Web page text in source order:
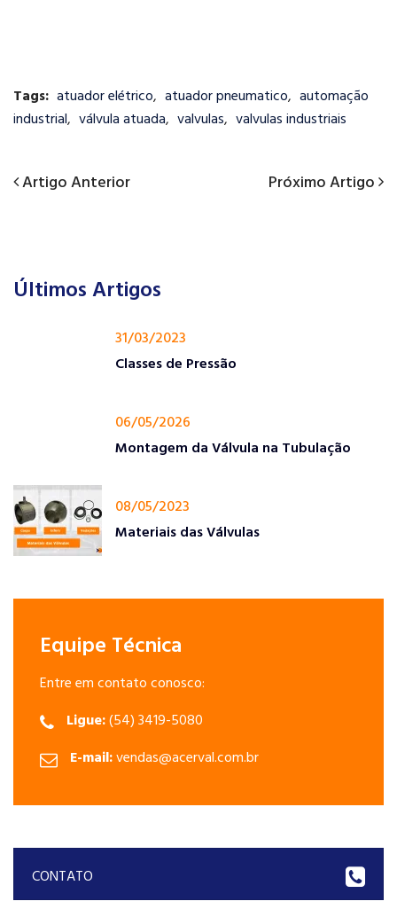
Tags: atuador elétrico, atuador pneumatico, automação
industrial, válvula atuada, valvulas, valvulas industriais
Navegação
Post
Previous
Artigo Anterior
Próximo
Próximo Artigo
Últimos Artigos
31/03/2023
Classes de Pressão
06/05/2026
Montagem da Válvula na Tubulação
08/05/2023
Materiais das Válvulas
Equipe Técnica
Entre em contato conosco:
Ligue:(54) 3419-5080
E-mail:vendas@acerval.com.br
CONTATO